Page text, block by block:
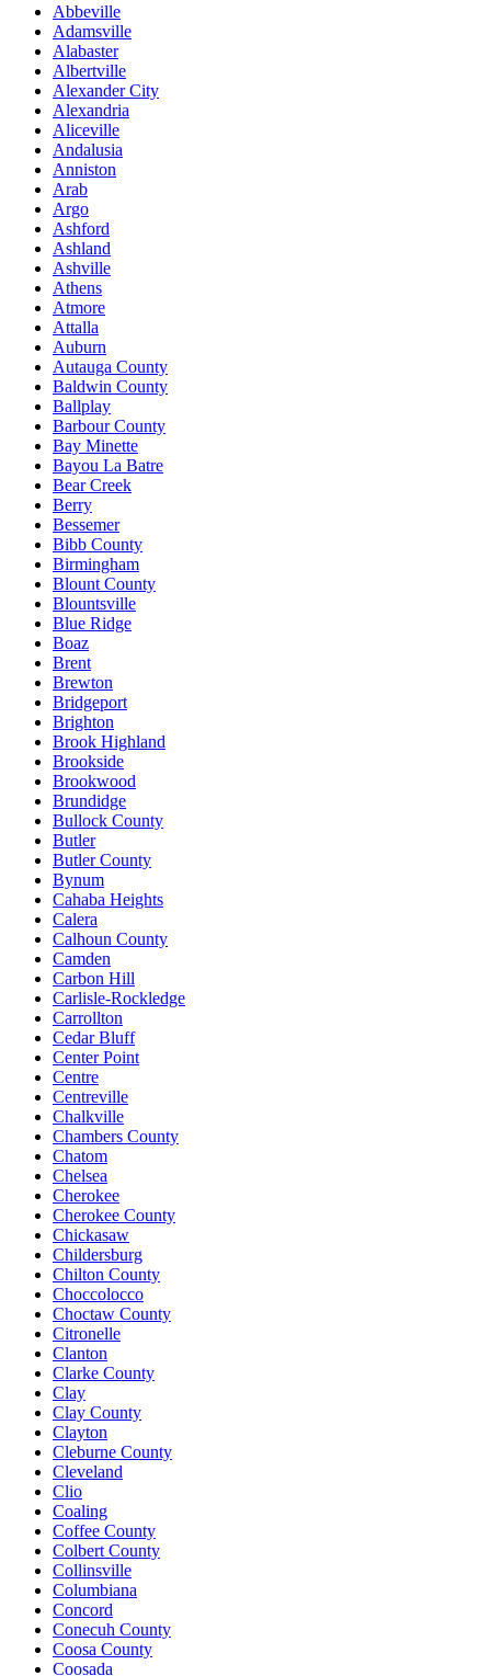
Abbeville
Adamsville
Alabaster
Albertville
Alexander City
Alexandria
Aliceville
Andalusia
Anniston
Arab
Argo
Ashford
Ashland
Ashville
Athens
Atmore
Attalla
Auburn
Autauga County
Baldwin County
Ballplay
Barbour County
Bay Minette
Bayou La Batre
Bear Creek
Berry
Bessemer
Bibb County
Birmingham
Blount County
Blountsville
Blue Ridge
Boaz
Brent
Brewton
Bridgeport
Brighton
Brook Highland
Brookside
Brookwood
Brundidge
Bullock County
Butler
Butler County
Bynum
Cahaba Heights
Calera
Calhoun County
Camden
Carbon Hill
Carlisle-Rockledge
Carrollton
Cedar Bluff
Center Point
Centre
Centreville
Chalkville
Chambers County
Chatom
Chelsea
Cherokee
Cherokee County
Chickasaw
Childersburg
Chilton County
Choccolocco
Choctaw County
Citronelle
Clanton
Clarke County
Clay
Clay County
Clayton
Cleburne County
Cleveland
Clio
Coaling
Coffee County
Colbert County
Collinsville
Columbiana
Concord
Conecuh County
Coosa County
Coosada